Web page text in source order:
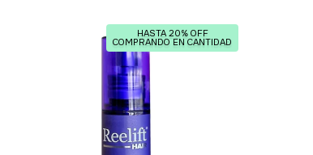
HASTA 20% OFF
COMPRANDO EN CANTIDAD